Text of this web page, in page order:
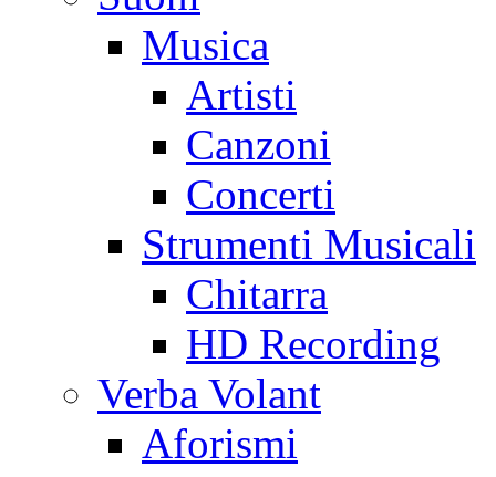
Musica
Artisti
Canzoni
Concerti
Strumenti Musicali
Chitarra
HD Recording
Verba Volant
Aforismi